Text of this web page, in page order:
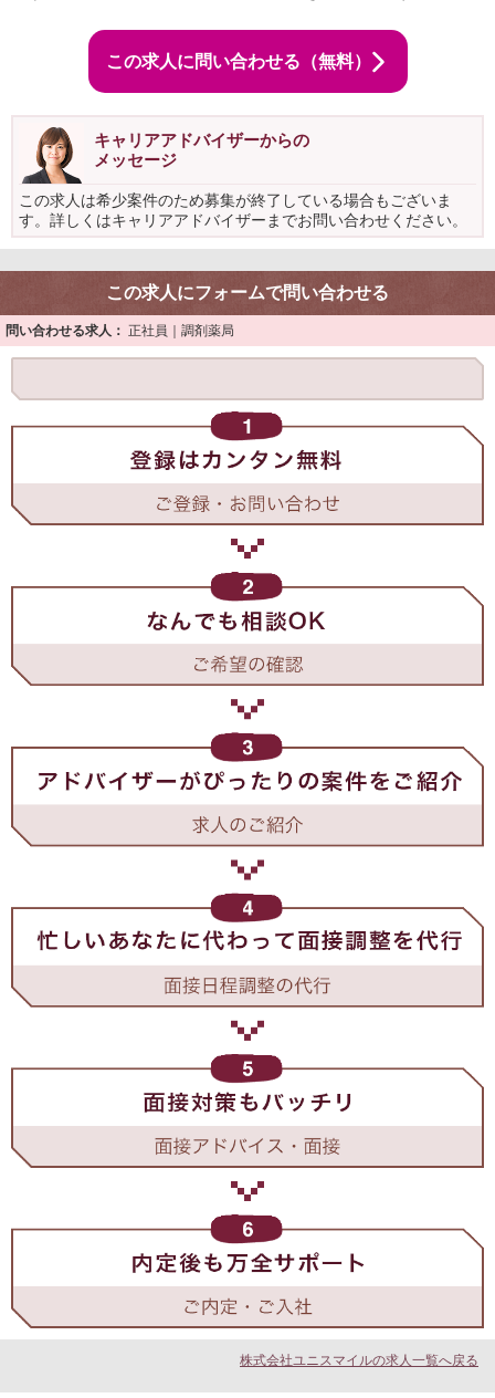
この求人に問い合わせる（無料）
キャリアアドバイザーからの
メッセージ
この求人は希少案件のため募集が終了している場合もございま
す。詳しくはキャリアアドバイザーまでお問い合わせください。
この求人にフォームで問い合わせる
問い合わせる求人： 正社員｜調剤薬局
株式会社ユニスマイルの求人一覧へ戻る